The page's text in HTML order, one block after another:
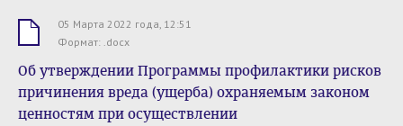
05 Марта 2022 года, 12:51
Формат: .docx
Об утверждении Программы профилактики рисков
причинения вреда (ущерба) охраняемым законом
ценностям при осуществлении